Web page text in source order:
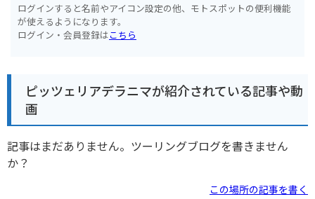
ログインすると名前やアイコン設定の他、モトスポットの便利機能
が使えるようになります。
ログイン・会員登録はこちら
ピッツェリアデラニマが紹介されている記事や動
画
記事はまだありません。ツーリングブログを書きません
か？
この場所の記事を書く